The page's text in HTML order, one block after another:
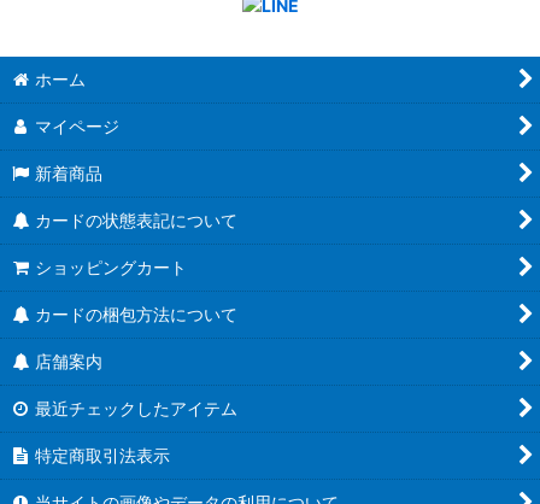
ホーム
マイページ
新着商品
カードの状態表記について
ショッピングカート
カードの梱包方法について
店舗案内
最近チェックしたアイテム
特定商取引法表示